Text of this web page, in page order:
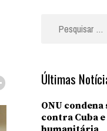
Últimas
ONU condena
contra Cuba